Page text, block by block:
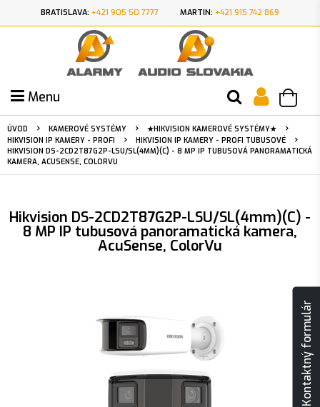
BRATISLAVA: +421 905 50 7777 MARTIN: +421 915 742 869
Menu
ÚVOD KAMEROVÉ SYSTÉMY
★HIKVISION KAMEROVÉ SYSTÉMY★
HIKVISION IP KAMERY - PROFI
HIKVISION IP KAMERY - PROFI TUBUSOVÉ
HIKVISION DS-2CD2T87G2P-LSU/SL(4MM)(C) - 8 MP IP TUBUSOVÁ PANORAMATICKÁ
KAMERA, ACUSENSE, COLORVU
Hikvision DS-2CD2T87G2P-LSU/SL(4mm)(C) -
8 MP IP tubusová panoramatická kamera,
AcuSense, ColorVu
Kontaktný formulár